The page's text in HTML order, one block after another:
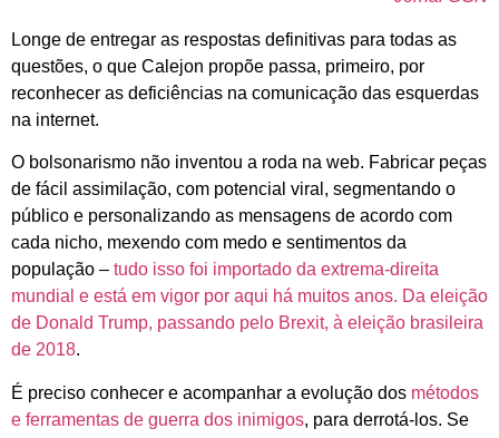
Longe de entregar as respostas definitivas para todas as
questões, o que Calejon propõe passa, primeiro, por
reconhecer as deficiências na comunicação das esquerdas
na internet.
O bolsonarismo não inventou a roda na web. Fabricar peças
de fácil assimilação, com potencial viral, segmentando o
público e personalizando as mensagens de acordo com
cada nicho, mexendo com medo e sentimentos da
população – tudo isso foi importado da extrema-direita
mundial e está em vigor por aqui há muitos anos. Da eleição
de Donald Trump, passando pelo Brexit, à eleição brasileira
de 2018.
É preciso conhecer e acompanhar a evolução dos métodos
e ferramentas de guerra dos inimigos, para derrotá-los. Se